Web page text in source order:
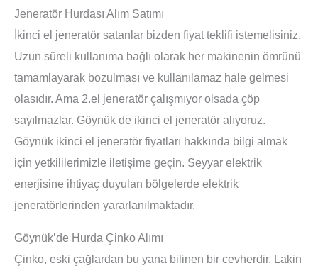
Jeneratör Hurdası Alım Satımı
İkinci el jeneratör satanlar bizden fiyat teklifi istemelisiniz.
Uzun süreli kullanıma bağlı olarak her makinenin ömrünü
tamamlayarak bozulması ve kullanılamaz hale gelmesi
olasıdır. Ama 2.el jeneratör çalışmıyor olsada çöp
sayılmazlar. Göynük de ikinci el jeneratör alıyoruz.
Göynük ikinci el jeneratör fiyatları hakkında bilgi almak
için yetkililerimizle iletişime geçin. Seyyar elektrik
enerjisine ihtiyaç duyulan bölgelerde elektrik
jeneratörlerinden yararlanılmaktadır.
Göynük’de Hurda Çinko Alımı
Çinko, eski çağlardan bu yana bilinen bir cevherdir. Lakin